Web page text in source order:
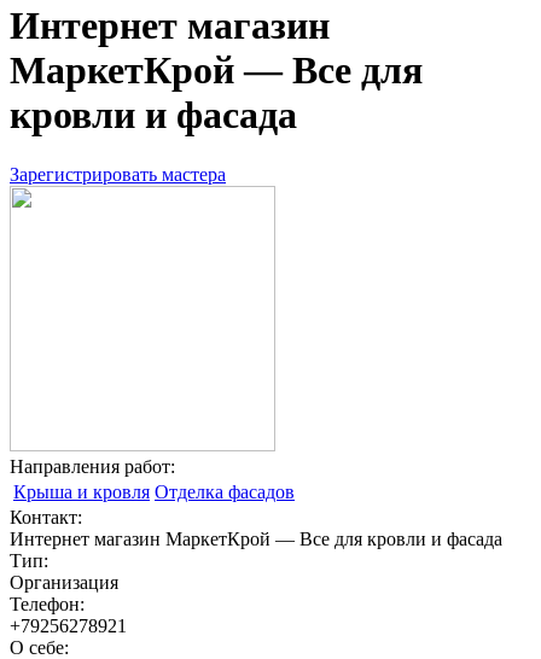
Интернет магазин
МаркетКрой — Все для
кровли и фасада
Зарегистрировать мастера
Направления работ:
Крыша и кровля Отделка фасадов
Контакт:
Интернет магазин МаркетКрой — Все для кровли и фасада
Тип:
Организация
Телефон:
+79256278921
О себе: